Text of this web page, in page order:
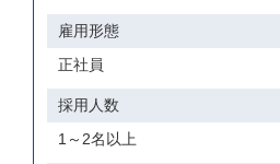
雇用形態
正社員
採用人数
1～2名以上